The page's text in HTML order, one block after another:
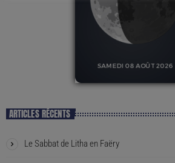
ARTICLES RÉCENTS
Le Sabbat de Litha en Faëry